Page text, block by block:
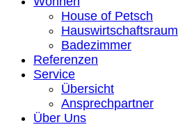
House of Petsch
Hauswirtschaftsraum
Badezimmer
Referenzen
Service
Übersicht
Ansprechpartner
Über Uns